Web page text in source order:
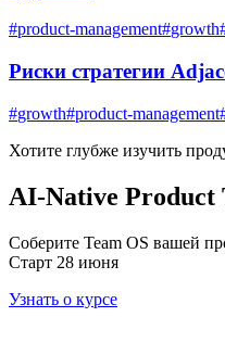
#product-management#growth
Риски стратегии
#growth#product-management
Хотите глубже изучить
AI-Native Product
Соберите Team OS вашей
Старт 28 июня
Узнать о курсе